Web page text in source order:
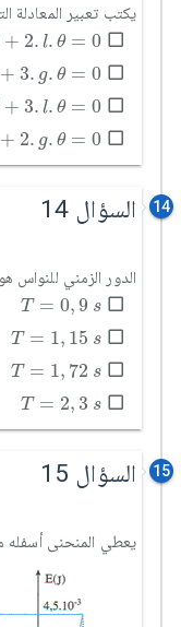
يكتب تعبير المعادلة
+ 2. l. θ = 0
2 .θ = 0
+ 3. g. θ = 0
3. g.θ
0
+ 3. l. θ = 0
3 .θ = 0
+ 2. g. θ = 0
2. g.θ 0
14 السؤال 14
الدور الزمني للنواس
T = 0,9 s
T= 9 s
T = 1, 15 s
T= 15 s
T = 1, 72 s
T= 72 s
T = 2,3 s
T= 3 s
15 السؤال 15
يعطي المنحنى أسفله